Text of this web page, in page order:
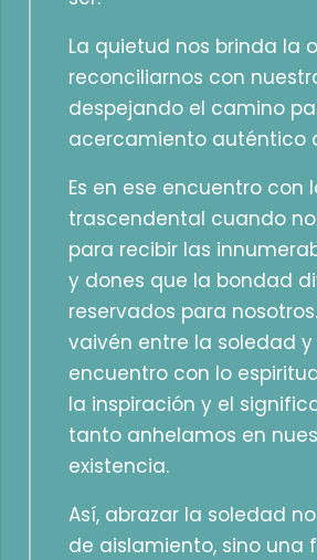
La quietud nos brinda la
reconciliarnos con
despejando el camino
acercamiento auténtico
Es en ese encuentro con
trascendental cuando
para recibir las
y dones que la bondad
reservados para
vaivén entre la soledad y
encuentro con lo
la inspiración y el
tanto anhelamos en
existencia.
Así, abrazar la soledad
de aislamiento, sino una